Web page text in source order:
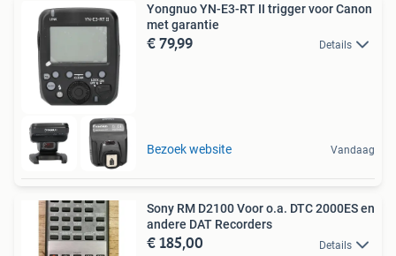
Yongnuo YN-E3-RT II trigger voor Canon
met garantie
€ 79,99 Details
Bezoek website Vandaag
Sony RM D2100 Voor o.a. DTC 2000ES en
andere DAT Recorders
€ 185,00 Details